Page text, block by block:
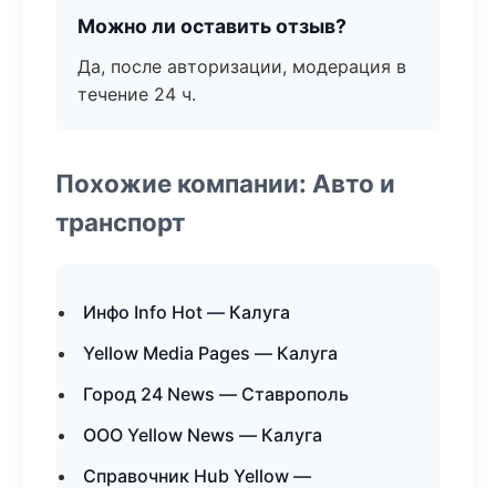
Можно ли оставить отзыв?
Да, после авторизации, модерация в
течение 24 ч.
Похожие компании: Авто и
транспорт
Инфо Info Hot — Калуга
Yellow Media Pages — Калуга
Город 24 News — Ставрополь
ООО Yellow News — Калуга
Справочник Hub Yellow —